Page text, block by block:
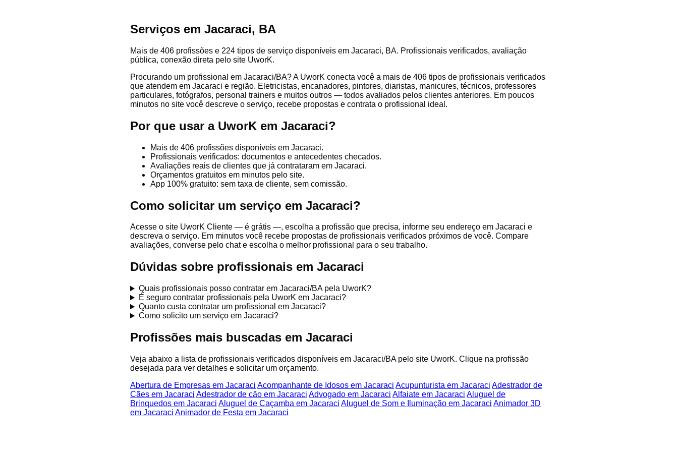
Serviços em Jacaraci, BA
Mais de 406 profissões e 224 tipos de serviço disponíveis em Jacaraci, BA. Profissionais verificados, avaliação
pública, conexão direta pelo site UworK.
Procurando um profissional em Jacaraci/BA? A UworK conecta você a mais de 406 tipos de profissionais verificados
que atendem em Jacaraci e região. Eletricistas, encanadores, pintores, diaristas, manicures, técnicos, professores
particulares, fotógrafos, personal trainers e muitos outros — todos avaliados pelos clientes anteriores. Em poucos
minutos no site você descreve o serviço, recebe propostas e contrata o profissional ideal.
Por que usar a UworK em Jacaraci?
Mais de 406 profissões disponíveis em Jacaraci.
Profissionais verificados: documentos e antecedentes checados.
Avaliações reais de clientes que já contrataram em Jacaraci.
Orçamentos gratuitos em minutos pelo site.
App 100% gratuito: sem taxa de cliente, sem comissão.
Como solicitar um serviço em Jacaraci?
Acesse o site UworK Cliente — é grátis —, escolha a profissão que precisa, informe seu endereço em Jacaraci e
descreva o serviço. Em minutos você recebe propostas de profissionais verificados próximos de você. Compare
avaliações, converse pelo chat e escolha o melhor profissional para o seu trabalho.
Dúvidas sobre profissionais em Jacaraci
Quais profissionais posso contratar em Jacaraci/BA pela UworK?
É seguro contratar profissionais pela UworK em Jacaraci?
Quanto custa contratar um profissional em Jacaraci?
Como solicito um serviço em Jacaraci?
Profissões mais buscadas em Jacaraci
Veja abaixo a lista de profissionais verificados disponíveis em Jacaraci/BA pelo site UworK. Clique na profissão
desejada para ver detalhes e solicitar um orçamento.
Abertura de Empresas em Jacaraci Acompanhante de Idosos em Jacaraci Acupunturista em Jacaraci Adestrador de
Cães em Jacaraci Adestrador de cão em Jacaraci Advogado em Jacaraci Alfaiate em Jacaraci Aluguel de
Brinquedos em Jacaraci Aluguel de Caçamba em Jacaraci Aluguel de Som e Iluminação em Jacaraci Animador 3D
em Jacaraci Animador de Festa em Jacaraci